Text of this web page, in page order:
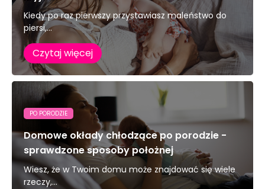
Kiedy po raz pierwszy przystawiasz maleństwo do
piersi,...
Czytaj więcej
PO PORODZIE
Domowe okłady chłodzące po porodzie -
sprawdzone sposoby położnej
Wiesz, że w Twoim domu może znajdować się wiele
rzeczy,...